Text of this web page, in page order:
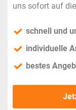
uns sofort auf
schnell und
individuelle
bestes